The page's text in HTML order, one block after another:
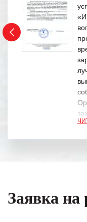
Заявка на